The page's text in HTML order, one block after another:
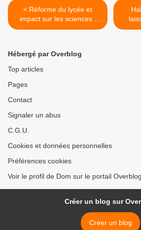
< Réforme du lycée et
impact sur les sciences :
volumes de formation et
février 2022 du collectif des
sociétés savantes et
biométrie, de biophysique,
de physique-chimie, de
Hébergé par Overblog
Top articles
Pages
Contact
Signaler un abus
C.G.U.
Cookies et données personnelles
Préférences cookies
Voir le profil de Dom sur le portail Overblog
Créer un blog sur
Créer un blog